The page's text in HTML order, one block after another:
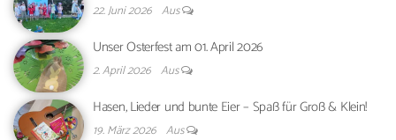
22. Juni 2026 Aus
Unser Osterfest am 01. April 2026
2. April 2026 Aus
Hasen, Lieder und bunte Eier – Spaß für Groß & Klein!
19. März 2026 Aus